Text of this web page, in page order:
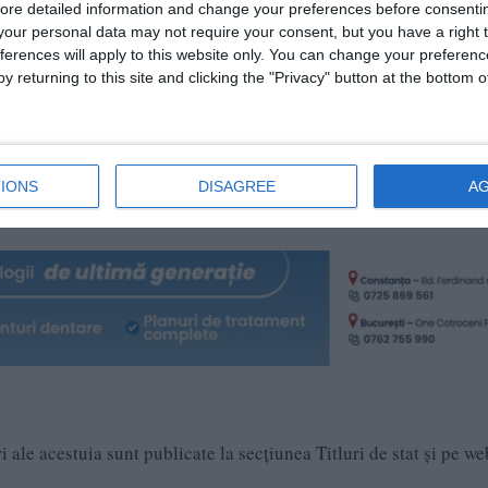
detailed information and change your preferences before
personal data may not require your consent, but you have a right
will apply to this website only. You can change your
returning to this site and clicking the "Privacy" button at the bottom
DISAGREE
de Ministerul Finanțelor sunt neimpozabile. Dobânda
de emisiune. De asemenea, titlurile de stat emise în
în avans. În plus, un investitor are libertatea de a
Investitorii au posibilitatea anulării subscrierilor deja
de 18 ani la data efectuării subscrierii. Fondurile obținute
a emisiunii de titluri de stat, vor fi utilizate pentru finanțarea
acestuia sunt publicate la secțiunea Titluri de stat și pe